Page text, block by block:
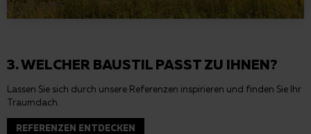
3. WELCHER BAUSTIL PASST ZU IHNEN?
Lassen Sie sich durch unsere Referenzen inspirieren und finden Sie Ihr
Traumdach.
REFERENZEN ENTDECKEN